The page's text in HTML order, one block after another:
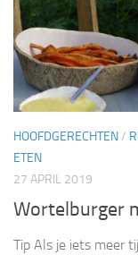
HOOFDGERECHTEN/
ETEN
27 APRIL 2019
Wortelburger
Tip Als je iets meer